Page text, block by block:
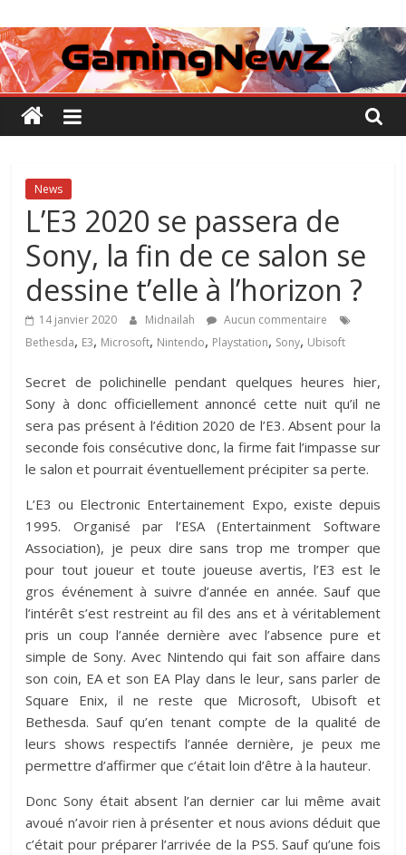
au
contenu
GamingNewZ
Tests
et
Actu
des
vidéo
News
L’E3 2020 se passera de
Sony, la fin de ce salon se
dessine t’elle à l’horizon ?
14 janvier 2020 Midnailah
Aucun commentaire
Bethesda, E3, Microsoft, Nintendo, Playstation, Sony, Ubisoft
Secret de polichinelle pendant quelques heures hier,
Sony à donc officiellement annoncé cette nuit qu’il ne
sera pas présent à l’édition 2020 de l’E3. Absent pour la
seconde fois consécutive donc, la firme fait l’impasse sur
le salon et pourrait éventuellement précipiter sa perte.
L’E3 ou Electronic Entertainement Expo, existe depuis
1995. Organisé par l’ESA (Entertainment Software
Association), je peux dire sans trop me tromper que
pour tout joueur et toute joueuse avertis, l’E3 est le
gros événement à suivre d’année en année. Sauf que
l’intérêt s’est restreint au fil des ans et à véritablement
pris un coup l’année dernière avec l’absence pure et
simple de Sony. Avec Nintendo qui fait son affaire dans
son coin, EA et son EA Play dans le leur, sans parler de
Square Enix, il ne reste que Microsoft, Ubisoft et
Bethesda. Sauf qu’en tenant compte de la qualité de
leurs shows respectifs l’année dernière, je peux me
permettre d’affirmer que c’était loin d’être à la hauteur.
Donc Sony était absent l’an dernier car lui même avait
avoué n’avoir rien à présenter et nous avions déduit que
c’était pour préparer l’arrivée de la PS5. Sauf qu’une fois